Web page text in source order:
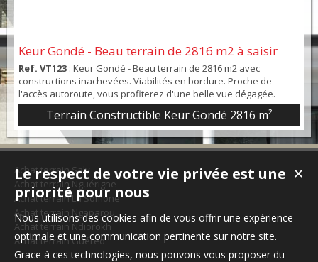
Keur Gondé - Beau terrain de 2816 m2 à saisir
Ref. VT123 : Keur Gondé - Beau terrain de 2816 m2 avec
constructions inachevées. Viabilités en bordure. Proche de
l'accès autoroute, vous profiterez d'une belle vue dégagée.
Terrain Constructible Keur Gondé 2816 m²
Achat terrain Saly
Achat terrain Nguérigne
Achat terrain La Somone
Achat terrain Ngaparou
Achat terrain Ndiorokh
Achat terrain Guéréo
✕
Le respect de votre vie privée est une
priorité pour nous
Nous utilisons des cookies afin de vous offrir une expérience
optimale et une communication pertinente sur notre site.
Grace à ces technologies, nous pouvons vous proposer du